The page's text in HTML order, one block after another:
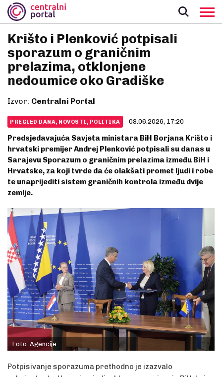
Krišto i Plenković potpisali
sporazum o graničnim
prelazima, otklonjene
nedoumice oko Gradiške
Izvor: Centralni Portal
PREGLED DANA, NOVOSTI, POLITIKA 08.06.2026, 17:20
Predsjedavajuća Savjeta ministara BiH Borjana Krišto i
hrvatski premijer Andrej Plenković potpisali su danas u
Sarajevu Sporazum o graničnim prelazima između BiH i
Hrvatske, za koji tvrde da će olakšati promet ljudi i robe
te unaprijediti sistem graničnih kontrola između dvije
zemlje.
Foto: Agencije
Potpisivanje sporazuma prethodno je izazvalo